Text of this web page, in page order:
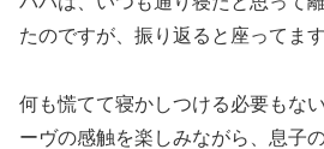
たのですが、振り返ると座ってます
何も慌てて寝かしつける必要もな
ーヴの感触を楽しみながら、息子